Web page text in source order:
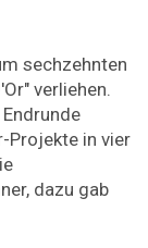
sechzehnten
verliehen.
Projekte in vier
dazu gab